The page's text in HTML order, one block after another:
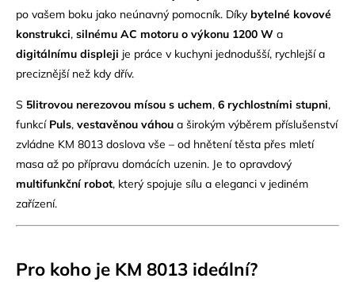
po vašem boku jako neúnavný pomocník. Díky bytelné kovové
konstrukci, silnému AC motoru o výkonu 1200 W a
digitálnímu displeji je práce v kuchyni jednodušší, rychlejší a
preciznější než kdy dřív.
S 5litrovou nerezovou mísou s uchem, 6 rychlostními stupni,
funkcí Puls, vestavěnou váhou a širokým výběrem příslušenství
zvládne KM 8013 doslova vše – od hnětení těsta přes mletí
masa až po přípravu domácích uzenin. Je to opravdový
multifunkční robot, který spojuje sílu a eleganci v jediném
zařízení.
Pro koho je KM 8013 ideální?